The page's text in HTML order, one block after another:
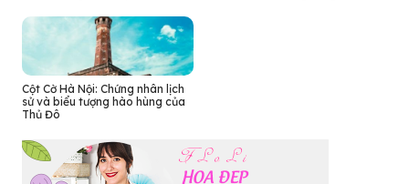
Cột Cờ Hà Nội: Chứng nhân lịch
sử và biểu tượng hào hùng của
Thủ Đô